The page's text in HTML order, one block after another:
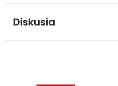
Diskusia